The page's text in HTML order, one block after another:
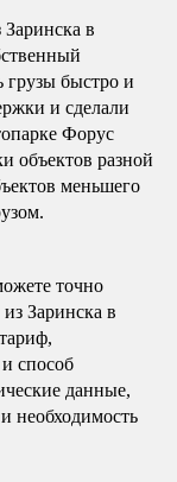
в
грузы быстро и
и сделали
Форус
объектов разной
меньшего
точно
из Заринска в
способ
данные,
необходимость